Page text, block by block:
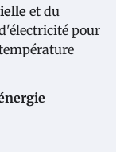
et du
pour